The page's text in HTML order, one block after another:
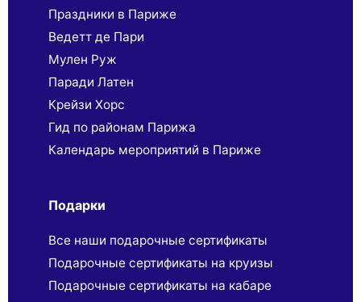
Праздники в Париже
Ведетт де Пари
Мулен Руж
Паради Латен
Крейзи Хорс
Гид по районам Парижа
Календарь мероприятий в Париже
Подарки
Все наши подарочные сертификаты
Подарочные сертификаты на круизы
Подарочные сертификаты на кабаре